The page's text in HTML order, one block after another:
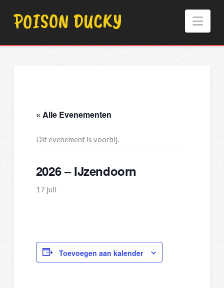
POISON DUCKY
« Alle Evenementen
Dit evenement is voorbij.
2026 – IJzendoorn
17 juli
Toevoegen aan kalender